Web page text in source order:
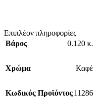
Επιπλέον πληροφορίες
Βάρος
0.120 κ.
Χρώμα Καφέ
Κωδικός Προϊόντος11286